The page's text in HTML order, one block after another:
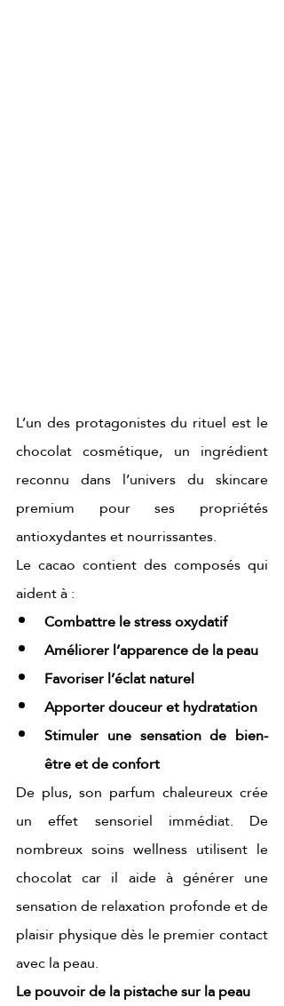
L’un des protagonistes du rituel est le
chocolat cosmétique, un ingrédient
reconnu dans l’univers du skincare
premium pour ses propriétés
antioxydantes et nourrissantes.
Le cacao contient des composés qui
aident à :
Combattre le stress oxydatif
Améliorer l’apparence de la peau
Favoriser l’éclat naturel
Apporter douceur et hydratation
Stimuler une sensation de bien-
être et de confort
De plus, son parfum chaleureux crée
un effet sensoriel immédiat. De
nombreux soins wellness utilisent le
chocolat car il aide à générer une
sensation de relaxation profonde et de
plaisir physique dès le premier contact
avec la peau.
Le pouvoir de la pistache sur la peau